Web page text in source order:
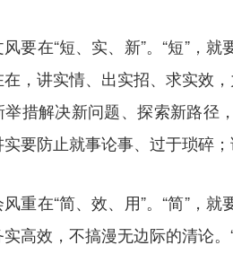
要在“短、实、新”。“短”，
，讲实情、出实招、求实效
举措解决新问题、探索新路径
要防止就事论事、过于琐碎
风重在“简、效、用”。“简”，
高效，不搞漫无边际的清论